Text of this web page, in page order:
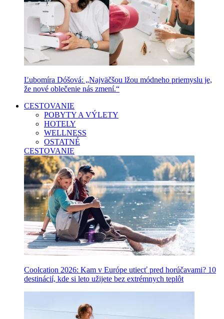
Ľubomíra Dóšová: „Najväčšou lžou módneho priemyslu je,
že nové oblečenie nás zmení.“
CESTOVANIE
POBYTY A VÝLETY
HOTELY
WELLNESS
OSTATNÉ
CESTOVANIE
Coolcation 2026: Kam v Európe utiecť pred horúčavami? 10
destinácií, kde si leto užijete bez extrémnych teplôt